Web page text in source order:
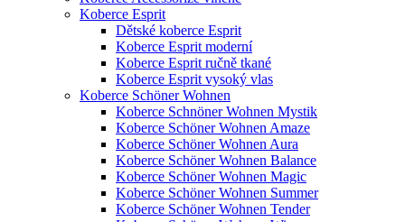
Koberce Esprit
Dětské koberce Esprit
Koberce Esprit moderní
Koberce Esprit ručně tkané
Koberce Esprit vysoký vlas
Koberce Schöner Wohnen
Koberce Schnöner Wohnen Mystik
Koberce Schöner Wohnen Amaze
Koberce Schöner Wohnen Aura
Koberce Schöner Wohnen Balance
Koberce Schöner Wohnen Magic
Koberce Schöner Wohnen Summer
Koberce Schöner Wohnen Tender